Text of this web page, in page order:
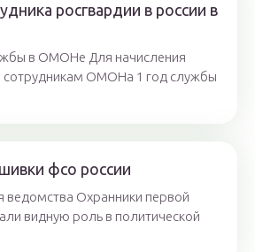
росгвардии в россии в
в ОМОНе Для начисления
сотрудникам ОМОНа 1 год службы
фсо россии
ведомства Охранники первой
видную роль в политической